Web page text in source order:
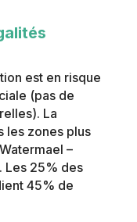
est en risque
(pas de
La
les zones plus
–
Les 25% des
45% de